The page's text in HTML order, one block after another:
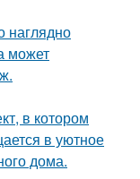
наглядно
может
в котором
в уютное
дома.